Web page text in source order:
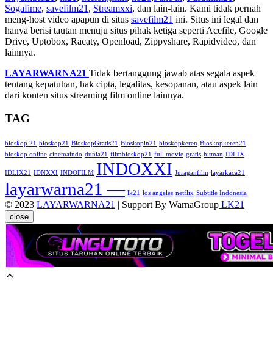
Sogafime, savefilm21 , Streamxxi, dan lain-lain. Kami tidak pernah
meng-host video apapun di situs savefilm21 ini. Situs ini legal dan
hanya berisi tautan menuju situs pihak ketiga seperti Acefile, Google
Drive, Uptobox, Racaty, Openload, Zippyshare, Rapidvideo, dan
lainnya.
LAYARWARNA21 Tidak bertanggung jawab atas segala aspek
tentang kepatuhan, hak cipta, legalitas, kesopanan, atau aspek lain
dari konten situs streaming film online lainnya.
TAG
bioskop 21 bioskop21 BioskopGratis21 Bioskopin21 bioskopkeren Bioskopkeren21
bioskop online cinemaindo dunia21 filmbioskop21 full movie gratis hitman IDLIX
IDLIX21 IDNXXI INDOFILM INDOXXI Juraganfilm layarkaca21
layarwarna21 — lk21 los angeles netflix Subtitle Indonesia
© 2023 LAYARWARNA21 | Support By WarnaGroup LK21
close